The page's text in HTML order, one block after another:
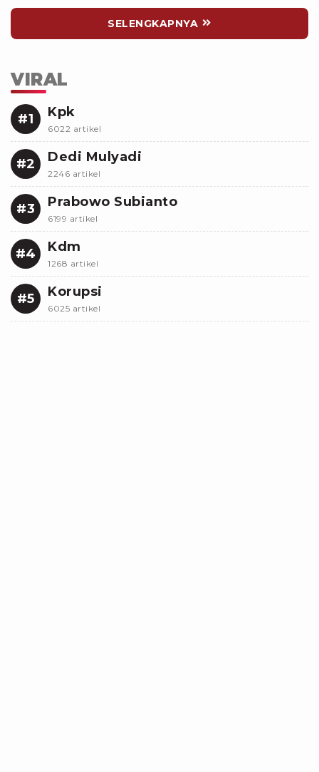
SELENGKAPNYA
VIRAL
#1 Kpk
6022 artikel
#2 Dedi Mulyadi
2246 artikel
#3 Prabowo Subianto
6199 artikel
#4 Kdm
1268 artikel
#5 Korupsi
6025 artikel